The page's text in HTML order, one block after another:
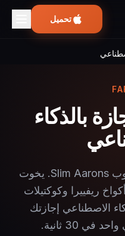
تحميل
بالذكاء
بورتريهات إجازة فاخرة بأسلوب Slim Aarons. يخوت
ريفييرا وكوكتيلات
الاصطناعي إجازتك
في 30 ثانية.